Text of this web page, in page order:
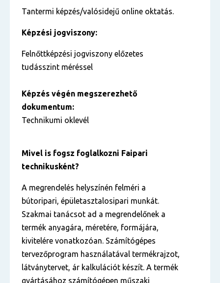
Tantermi képzés/valósidejű online oktatás.
Képzési jogviszony:
Felnőttképzési jogviszony előzetes
tudásszint méréssel
Képzés végén megszerezhető
dokumentum:
Technikumi oklevél
Mivel is fogsz foglalkozni Faipari
technikusként?
A megrendelés helyszínén felméri a
bútoripari, épületasztalosipari munkát.
Szakmai tanácsot ad a megrendelőnek a
termék anyagára, méretére, formájára,
kivitelére vonatkozóan. Számítógépes
tervezőprogram használatával termékrajzot,
látványtervet, ár kalkulációt készít. A termék
gyártásához számítógépen műszaki